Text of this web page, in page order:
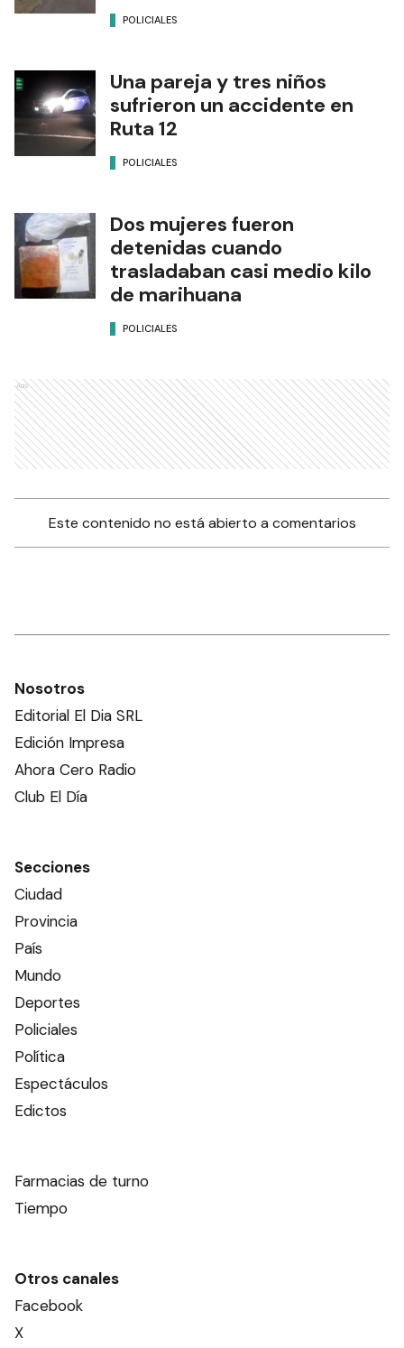
POLICIALES
Una pareja y tres niños
sufrieron un accidente en
Ruta 12
POLICIALES
Dos mujeres fueron
detenidas cuando
trasladaban casi medio kilo
de marihuana
POLICIALES
Ads
Este contenido no está abierto a comentarios
Nosotros
Editorial El Dia SRL
Edición Impresa
Ahora Cero Radio
Club El Día
Secciones
Ciudad
Provincia
País
Mundo
Deportes
Policiales
Política
Espectáculos
Edictos
Farmacias de turno
Tiempo
Otros canales
Facebook
X